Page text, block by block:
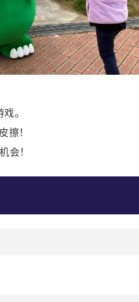
。
擦！
会！